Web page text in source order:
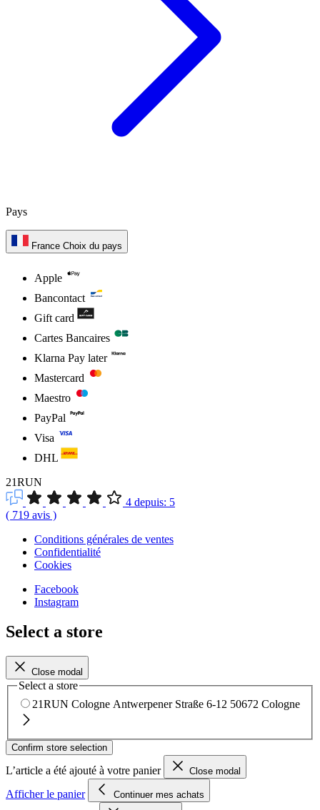
Pays
France Choix du pays
Apple
Bancontact
Gift card
Cartes Bancaires
Klarna Pay later
Mastercard
Maestro
PayPal
Visa
DHL
21RUN
4 depuis: 5
( 719 avis )
Conditions générales de ventes
Confidentialité
Cookies
Facebook
Instagram
Select a store
Close modal
Select a store
21RUN Cologne Antwerpener Straße 6-12 50672 Cologne
Confirm store selection
L’article a été ajouté à votre panier Close modal
Afficher le panier Continuer mes achats